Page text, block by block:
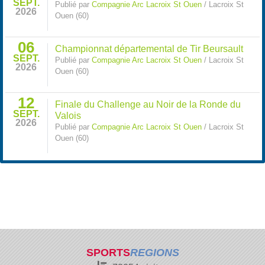
SEPT.
2026
Publié par Compagnie Arc Lacroix St Ouen/ Lacroix St
Ouen (60)
06
SEPT.
2026
Championnat départemental de Tir Beursault
Publié par Compagnie Arc Lacroix St Ouen/ Lacroix St
Ouen (60)
12
SEPT.
2026
Finale du Challenge au Noir de la Ronde du
Valois
Publié par Compagnie Arc Lacroix St Ouen/ Lacroix St
Ouen (60)
SPORTSREGIONS